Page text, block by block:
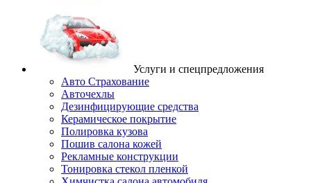
Услуги и спецпредложения
Авто Страхование
Авточехлы
Дезинфицирующие средства
Керамическое покрытие
Полировка кузова
Пошив салона кожей
Рекламные конструкции
Тонировка стекол пленкой